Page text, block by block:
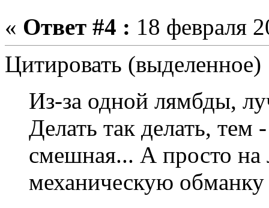
« Ответ #4 : 18 февраля
Цитировать (выделенное)
Из-за одной лямбды,
Делать так делать, тем
смешная... А просто на
механическую обманку